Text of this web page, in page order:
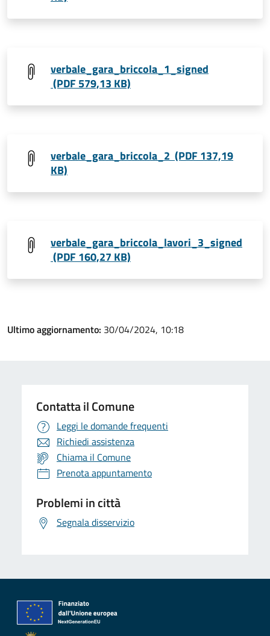
verbale_gara_briccola_1_signed
(PDF 579,13 KB)
verbale_gara_briccola_2 (PDF 137,19
KB)
verbale_gara_briccola_lavori_3_signed
(PDF 160,27 KB)
Ultimo aggiornamento: 30/04/2024, 10:18
Contatta il Comune
Leggi le domande frequenti
Richiedi assistenza
Chiama il Comune
Prenota appuntamento
Problemi in città
Segnala disservizio